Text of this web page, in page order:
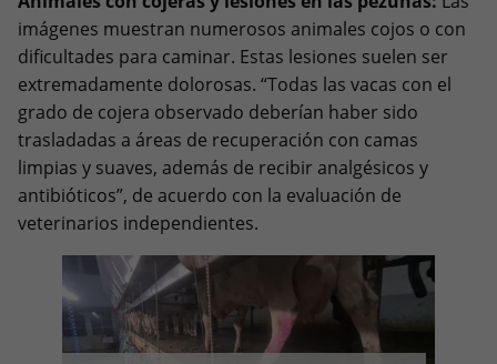
imágenes muestran numerosos animales cojos o con
dificultades para caminar. Estas lesiones suelen ser
extremadamente dolorosas. “Todas las vacas con el
grado de cojera observado deberían haber sido
trasladadas a áreas de recuperación con camas
limpias y suaves, además de recibir analgésicos y
antibióticos”, de acuerdo con la evaluación de
veterinarios independientes.